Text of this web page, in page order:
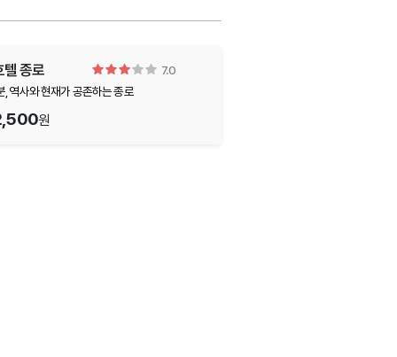
텔 종로
7.0
, 역사와 현재가 공존하는 종로
원